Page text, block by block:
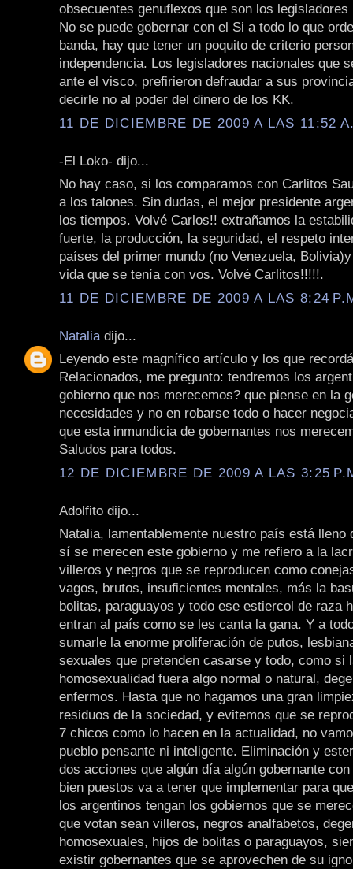
obsecuentes genuflexos que son los
No se puede gobernar con el Si a todo lo que
banda, hay que tener un poquito de criterio
independencia. Los legisladores nacionales que
ante el visco, prefirieron defraudar a sus
decirle no al poder del dinero de los KK.
11 DE DICIEMBRE DE 2009 A LAS 11:52
-El Loko- dijo...
No hay caso, si los comparamos con Carlitos
a los talones. Sin dudas, el mejor presidente
los tiempos. Volvé Carlos!! extrañamos la
fuerte, la producción, la seguridad, el respeto
países del primer mundo (no Venezuela,
vida que se tenía con vos. Volvé Carlitos!!!!!.
11 DE DICIEMBRE DE 2009 A LAS 8:24
Natalia dijo...
Leyendo este magnífico artículo y los que
Relacionados, me pregunto: tendremos los
gobierno que nos merecemos? que piense en la
necesidades y no en robarse todo o hacer
que esta inmundicia de gobernantes nos
Saludos para todos.
12 DE DICIEMBRE DE 2009 A LAS 3:25
Adolfito dijo...
Natalia, lamentablemente nuestro país está lleno
sí se merecen este gobierno y me refiero a la
villeros y negros que se reproducen como
vagos, brutos, insuficientes mentales, más la
bolitas, paraguayos y todo ese estiercol de raza
entran al país como se les canta la gana. Y a
sumarle la enorme proliferación de putos,
sexuales que pretenden casarse y todo, como si
homosexualidad fuera algo normal o natural,
enfermos. Hasta que no hagamos una gran
residuos de la sociedad, y evitemos que se
7 chicos como lo hacen en la actualidad, no
pueblo pensante ni inteligente. Eliminación y
dos acciones que algún día algún gobernante
bien puestos va a tener que implementar para
los argentinos tengan los gobiernos que se
que votan sean villeros, negros analfabetos,
homosexuales, hijos de bolitas o paraguayos,
existir gobernantes que se aprovechen de su